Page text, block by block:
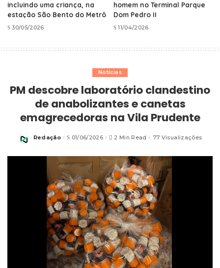
incluindo uma criança, na
estação São Bento do Metrô
30/05/2026
homem no Terminal Parque
Dom Pedro II
11/04/2026
Notícias
PM descobre laboratório clandestino
de anabolizantes e canetas
emagrecedoras na Vila Prudente
Posted
Redação 01/06/2026 2 Min Read 77 Visualizações